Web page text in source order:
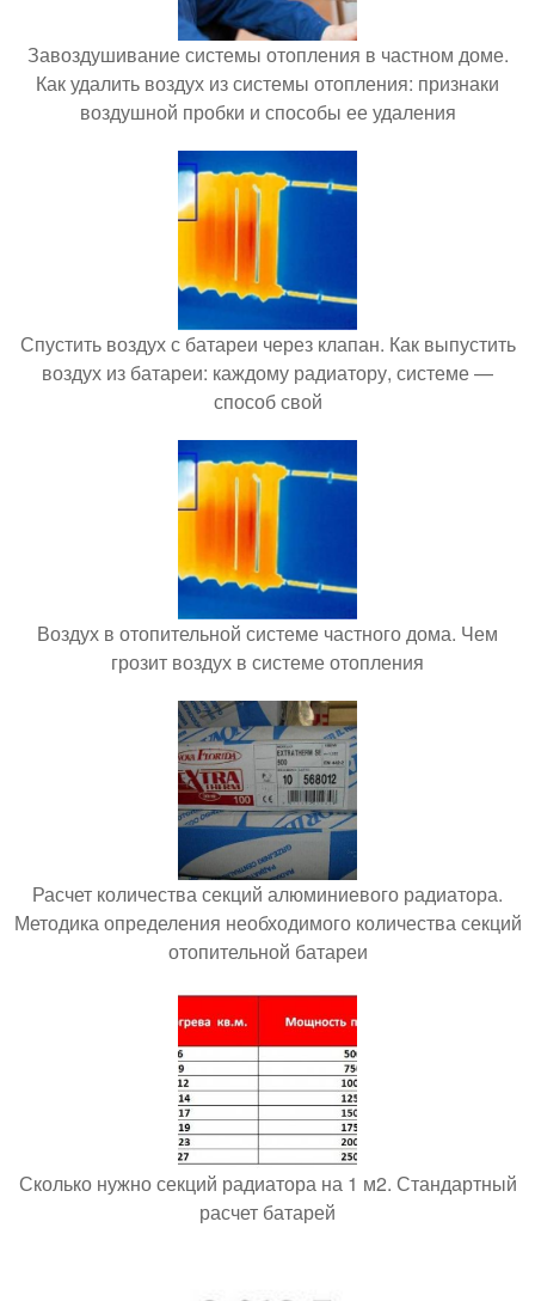
Завоздушивание системы отопления в частном доме.
Как удалить воздух из системы отопления: признаки
воздушной пробки и способы ее удаления
Спустить воздух с батареи через клапан. Как выпустить
воздух из батареи: каждому радиатору, системе —
способ свой
Воздух в отопительной системе частного дома. Чем
грозит воздух в системе отопления
Расчет количества секций алюминиевого радиатора.
Методика определения необходимого количества секций
отопительной батареи
Сколько нужно секций радиатора на 1 м2. Стандартный
расчет батарей